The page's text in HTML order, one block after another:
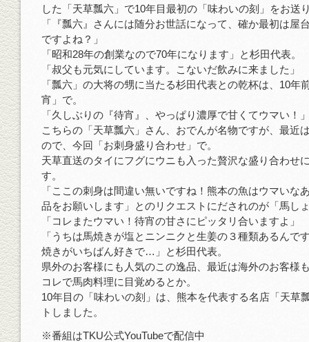
した「天草瓢六」で10年目最初の「味わいの刻」をお送
「『瓢六』さんには随分お世話になって、確か最初は屋
ですよね？」
「昭和28年の創業なので70年になります」と杉田代表。
「叔父も元気にしています。こないだ飲みに来ました」
「瓢六」の大将の甥に当たる杉田代表との乾杯は、10年
宵」で。
「久しぶりの『待宵』、やっぱり濃厚で甘くてウマい！
こちらの「天草瓢六」さん、おでんが名物ですが、最近
ので、今回「お刺身盛り合わせ」で。
天草直送のタイにフグにウニも入った贅沢な盛り合わせ
す。
「ここの刺身は間違い無いですね！熊本の魚はウマいな
品をお願いします」とのリクエストにだされのが「馬し
「コレまたウマい！待宵の甘さにピッタリ合いますよ」
「うちは馬焼きが塩とニンニクと生姜の３種類あるんで
焼きがいちばん好きで…」と杉田代表。
県外のお客様にも人気のこの逸品、最近は海外のお客様
コレで馬肉料理に目覚めるとか。
10年目の「味わいの刻」は、熊本を代表する名店「天草
トしました。
※番組はTKU公式YouTubeで配信中